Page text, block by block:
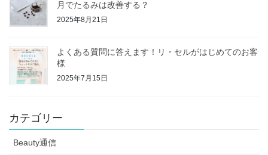
月でたるみは改善する？
2025年8月21日
よくある質問に答えます！リ・セルがはじめてのお客
様
2025年7月15日
カテゴリー
Beauty通信